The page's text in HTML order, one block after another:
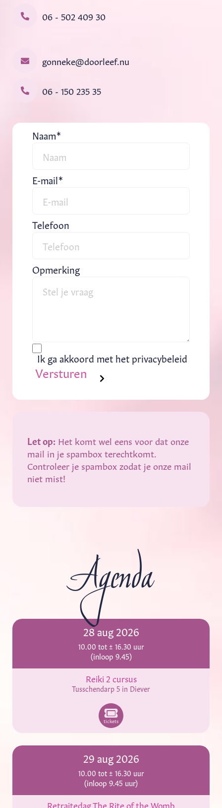
06 - 502 409 30
gonneke@doorleef.nu
06 - 150 235 35
Naam
E-mail
Telefoon
Opmerking
Ik ga akkoord met het privacybeleid
Versturen
Let op: Het komt wel eens voor dat onze
mail in je spambox terechtkomt.
Controleer je spambox zodat je onze mail
niet mist!
Agenda
28 aug 2026
10.00 tot ± 16.30 uur
(inloop 9.45)
Reiki 2 cursus
Tusschendarp 5 in Diever
tickets
29 aug 2026
10.00 tot ± 16.30 uur
(inloop 9.45 uur)
Retraitedag The Rite of the Womb